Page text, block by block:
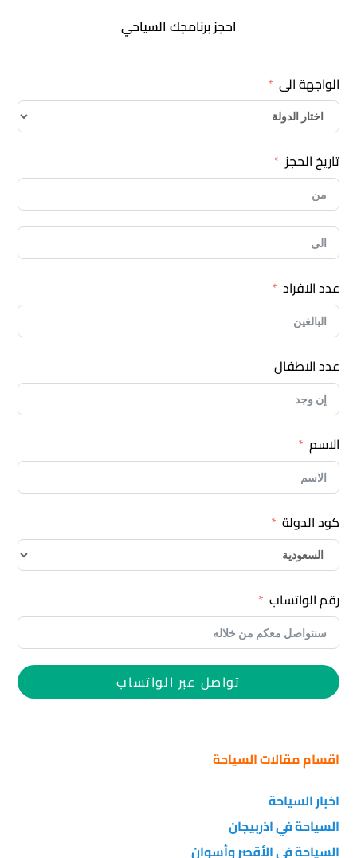
احجز برنامجك السياحي
الواجهة الى
تاريخ الحجز
عدد الافراد
عدد الاطفال
الاسم
كود الدولة
رقم الواتساب
تواصل عبر الواتساب
اقسام مقالات السياحة
اخبار السياحة
السياحة في اذربيجان
السياحة في الأقصر وأسوان